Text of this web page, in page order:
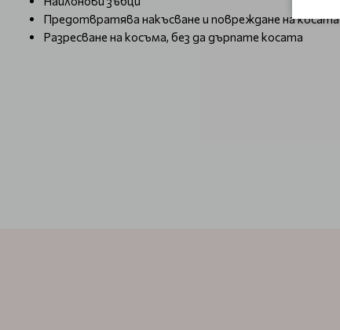
Предотвратява накъсване и повреждане на косата
Разресване на косъма, без да дърпате косата